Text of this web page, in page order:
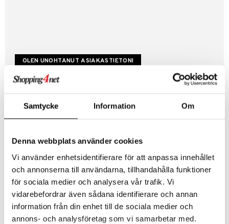
Samtycke Information Om
Denna webbplats använder cookies
Vi använder enhetsidentifierare för att anpassa innehållet
och annonserna till användarna, tillhandahålla funktioner
för sociala medier och analysera vår trafik. Vi
vidarebefordrar även sådana identifierare och annan
information från din enhet till de sociala medier och
annons- och analysföretag som vi samarbetar med.
Luo uusi asiakas
Hyviä tarjouksia
Kestotilaus
Arvostele tuotteita
Toivelistat
LUO ASIAKAS